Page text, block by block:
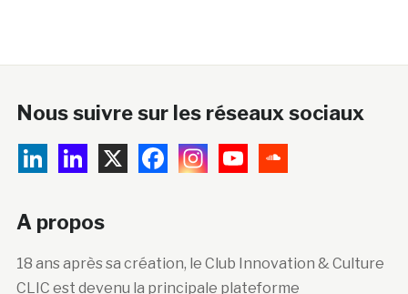
Nous suivre sur les réseaux sociaux
A propos
18 ans après sa création, le Club Innovation & Culture
CLIC est devenu la principale plateforme